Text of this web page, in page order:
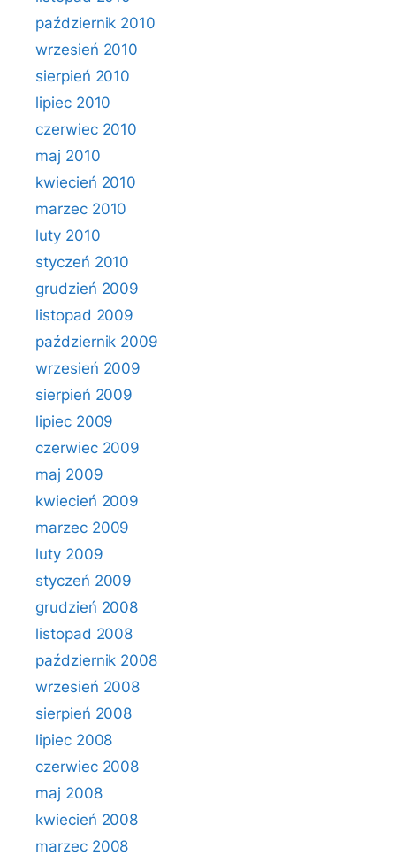
październik 2010
wrzesień 2010
sierpień 2010
lipiec 2010
czerwiec 2010
maj 2010
kwiecień 2010
marzec 2010
luty 2010
styczeń 2010
grudzień 2009
listopad 2009
październik 2009
wrzesień 2009
sierpień 2009
lipiec 2009
czerwiec 2009
maj 2009
kwiecień 2009
marzec 2009
luty 2009
styczeń 2009
grudzień 2008
listopad 2008
październik 2008
wrzesień 2008
sierpień 2008
lipiec 2008
czerwiec 2008
maj 2008
kwiecień 2008
marzec 2008